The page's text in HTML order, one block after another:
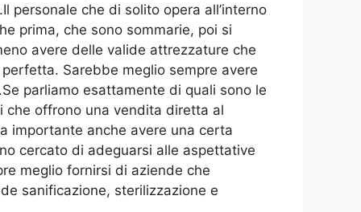
personale che di solito opera all’interno
prima, che sono sommarie, poi si
avere delle valide attrezzature che
Sarebbe meglio sempre avere
parliamo esattamente di quali sono le
che offrono una vendita diretta al
importante anche avere una certa
cercato di adeguarsi alle aspettative
meglio fornirsi di aziende che
sanificazione, sterilizzazione e